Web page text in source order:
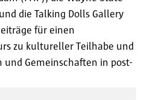
die Talking Dolls Gallery
für einen
zu kultureller Teilhabe und
und Gemeinschaften in post-